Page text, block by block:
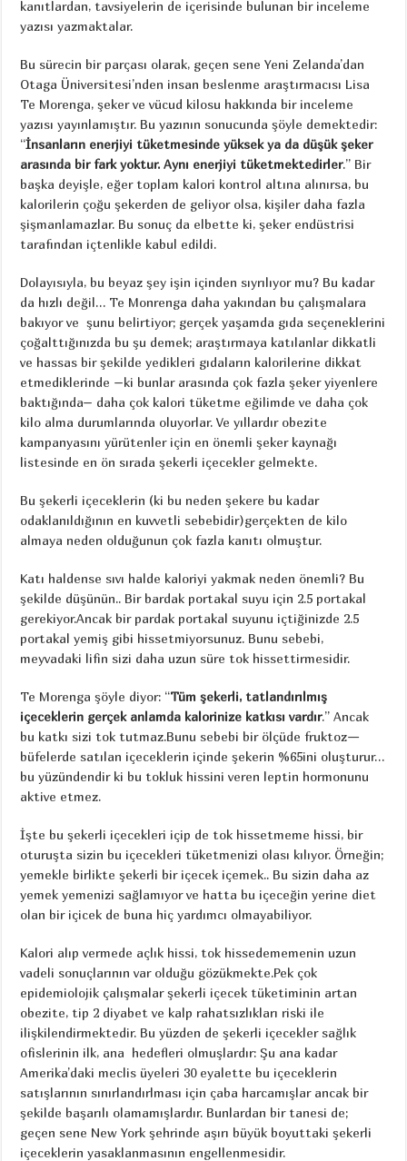
kanıtlardan, tavsiyelerin de içerisinde bulunan bir inceleme
yazısı yazmaktalar.
Bu sürecin bir parçası olarak, geçen sene Yeni Zelanda’dan
Otaga Üniversitesi’nden insan beslenme araştırmacısı Lisa
Te Morenga, şeker ve vücud kilosu hakkında bir inceleme
yazısı yayınlamıştır. Bu yazının sonucunda şöyle demektedir:
“İnsanların enerjiyi tüketmesinde yüksek ya da düşük şeker
arasında bir fark yoktur. Aynı enerjiyi tüketmektedirler.” Bir
başka deyişle, eğer toplam kalori kontrol altına alınırsa, bu
kalorilerin çoğu şekerden de geliyor olsa, kişiler daha fazla
şişmanlamazlar. Bu sonuç da elbette ki, şeker endüstrisi
tarafından içtenlikle kabul edildi.
Dolayısıyla, bu beyaz şey işin içinden sıyrılıyor mu? Bu kadar
da hızlı değil… Te Monrenga daha yakından bu çalışmalara
bakıyor ve şunu belirtiyor; gerçek yaşamda gıda seçeneklerini
çoğalttığınızda bu şu demek; araştırmaya katılanlar dikkatli
ve hassas bir şekilde yedikleri gıdaların kalorilerine dikkat
etmediklerinde –ki bunlar arasında çok fazla şeker yiyenlere
baktığında– daha çok kalori tüketme eğilimde ve daha çok
kilo alma durumlarında oluyorlar. Ve yıllardır obezite
kampanyasını yürütenler için en önemli şeker kaynağı
listesinde en ön sırada şekerli içecekler gelmekte.
Bu şekerli içeceklerin (ki bu neden şekere bu kadar
odaklanıldığının en kuvvetli sebebidir)gerçekten de kilo
almaya neden olduğunun çok fazla kanıtı olmuştur.
Katı haldense sıvı halde kaloriyi yakmak neden önemli? Bu
şekilde düşünün.. Bir bardak portakal suyu için 2.5 portakal
gerekiyor.Ancak bir pardak portakal suyunu içtiğinizde 2.5
portakal yemiş gibi hissetmiyorsunuz. Bunu sebebi,
meyvadaki lifin sizi daha uzun süre tok hissettirmesidir.
Te Morenga şöyle diyor: “Tüm şekerli, tatlandırılmış
içeceklerin gerçek anlamda kalorinize katkısı vardır.” Ancak
bu katkı sizi tok tutmaz.Bunu sebebi bir ölçüde fruktoz—
büfelerde satılan içeceklerin içinde şekerin %65ini oluşturur…
bu yüzündendir ki bu tokluk hissini veren leptin hormonunu
aktive etmez.
İşte bu şekerli içecekleri içip de tok hissetmeme hissi, bir
oturuşta sizin bu içecekleri tüketmenizi olası kılıyor. Örneğin;
yemekle birlikte şekerli bir içecek içemek.. Bu sizin daha az
yemek yemenizi sağlamıyor ve hatta bu içeceğin yerine diet
olan bir içicek de buna hiç yardımcı olmayabiliyor.
Kalori alıp vermede açlık hissi, tok hissedememenin uzun
vadeli sonuçlarının var olduğu gözükmekte.Pek çok
epidemiolojik çalışmalar şekerli içecek tüketiminin artan
obezite, tip 2 diyabet ve kalp rahatsızlıkları riski ile
ilişkilendirmektedir. Bu yüzden de şekerli içecekler sağlık
ofislerinin ilk, ana hedefleri olmuşlardır: Şu ana kadar
Amerika’daki meclis üyeleri 30 eyalette bu içeceklerin
satışlarının sınırlandırlması için çaba harcamışlar ancak bir
şekilde başarılı olamamışlardır. Bunlardan bir tanesi de;
geçen sene New York şehrinde aşırı büyük boyuttaki şekerli
içeceklerin yasaklanmasının engellenmesidir.